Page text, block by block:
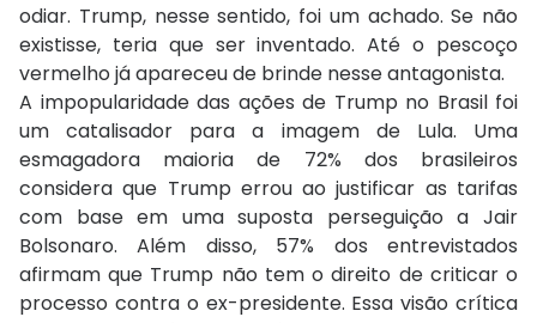
odiar. Trump, nesse sentido, foi um achado. Se não
existisse, teria que ser inventado. Até o pescoço
vermelho já apareceu de brinde nesse antagonista.
A impopularidade das ações de Trump no Brasil foi
um catalisador para a imagem de Lula. Uma
esmagadora maioria de 72% dos brasileiros
considera que Trump errou ao justificar as tarifas
com base em uma suposta perseguição a Jair
Bolsonaro. Além disso, 57% dos entrevistados
afirmam que Trump não tem o direito de criticar o
processo contra o ex-presidente. Essa visão crítica